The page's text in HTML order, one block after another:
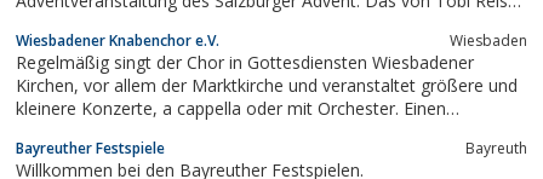
steht für Volkskultur und Volksmusik in Salzburg und ganz
Österreich. Das Salzburger...
Wiesbadener Knabenchor e.V. Wiesbaden
Regelmäßig singt der Chor in Gottesdiensten Wiesbadener
Kirchen, vor allem der Marktkirche und veranstaltet größere und
kleinere Konzerte, a cappella oder mit Orchester. Einen
besonderes Gewicht nimmt aber auch die zeitgenössische
Bayreuther Festspiele Bayreuth
Willkommen bei den Bayreuther Festspielen.